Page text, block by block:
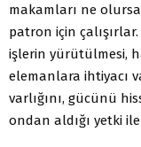
makamları ne
patron için
işlerin yürütülmesi,
elemanlara ihtiyacı
varlığını, gücünü
ondan aldığı yetki